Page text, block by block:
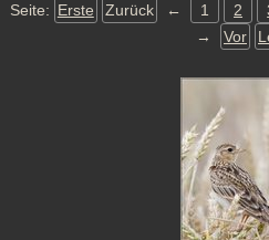
Seite: Erste Zurück ← 1 2
→
Vor